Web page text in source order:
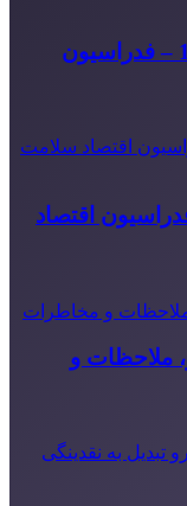
جشنواره امین‌الضرب 1402 – فدراسیون
اقتصاد
ملاحظات و